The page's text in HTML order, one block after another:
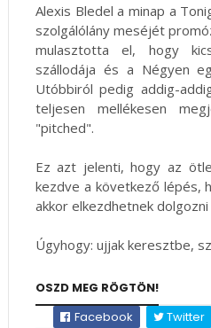
Alexis Bledel a minap a
szolgálólány meséjét
mulasztotta el, hogy
szállodája és a Négyen
Utóbbiról pedig addig-
teljesen mellékesen
"pitched".
Ez azt jelenti, hogy az
kezdve a következő lépés,
akkor elkezdhetnek
Úgyhogy: ujjak keresztbe,
OSZD MEG RÖGTÖN!
Facebook
Twitter